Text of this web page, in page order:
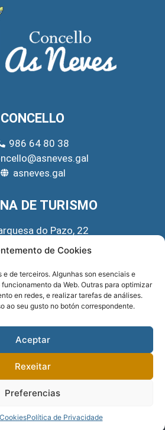
de Cookies
de terceiros. Algunhas son esenciais e
da Web. Outras para optimizar
en redes, e realizar tarefas de análises.
ao seu gusto no botón correspondente.
Aceptar
Rexeitar
Preferencias
Política de Privacidade
CONCELLO
986 64 80 38
asneves.gal
DE TURISMO
do Pazo, 22
666 39 45 65
SOCIAIS
PONTEVEDRA .PRIVACIDADE